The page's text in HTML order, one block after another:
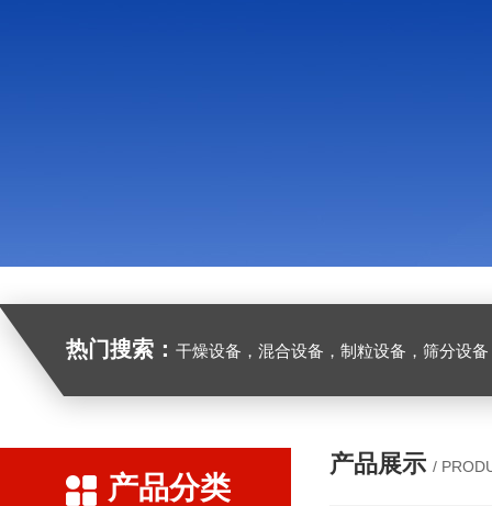
热门搜索： 干燥设备，混合设备，制粒设备，筛分设
产品分类
产品展示 /